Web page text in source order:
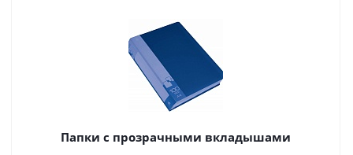
Папки с прозрачными вкладышами